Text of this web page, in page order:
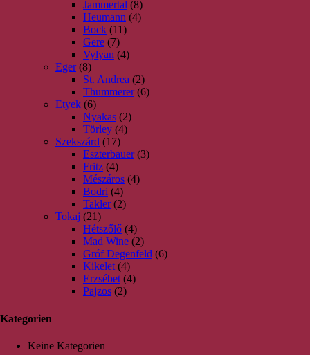
Jammertal (8)
Heumann (4)
Bock (11)
Gere (7)
Vylyan (4)
Eger (8)
St. Andrea (2)
Thummerer (6)
Etyek (6)
Nyakas (2)
Törley (4)
Szekszárd (17)
Eszterbauer (3)
Fritz (4)
Mészáros (4)
Bodri (4)
Takler (2)
Tokaj (21)
Hétszőlő (4)
Mad Wine (2)
Gróf Degenfeld (6)
Kikelet (4)
Erzsébet (4)
Pajzos (2)
Kategorien
Keine Kategorien